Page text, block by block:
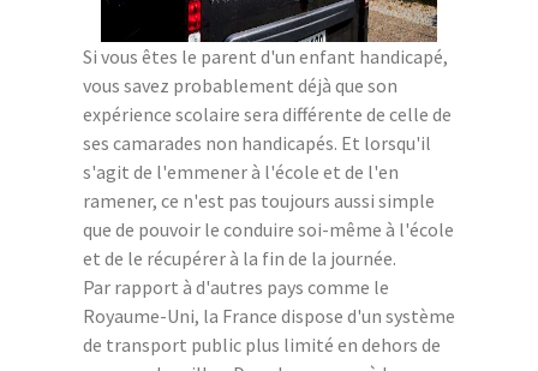
Si vous êtes le parent d'un enfant handicapé,
vous savez probablement déjà que son
expérience scolaire sera différente de celle de
ses camarades non handicapés. Et lorsqu'il
s'agit de l'emmener à l'école et de l'en
ramener, ce n'est pas toujours aussi simple
que de pouvoir le conduire soi-même à l'école
et de le récupérer à la fin de la journée.
Par rapport à d'autres pays comme le
Royaume-Uni, la France dispose d'un système
de transport public plus limité en dehors de